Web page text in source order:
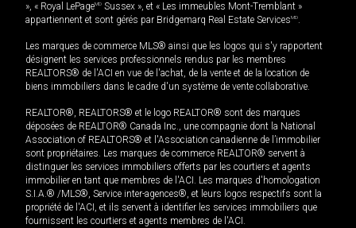
», « Royal LePageMD Sussex », et « Les immeubles Mont-Tremblant »
appartiennent et sont gérés par Bridgemarq Real Estate ServicesMD.
Les marques de commerce MLS® ainsi que les logos qui s'y rapportent
désignent les services professionnels rendus par les membres
REALTORS® de l'ACI en vue de l'achat, de la vente et de la location de
biens immobiliers dans le cadre d'un système de vente collaborative.
REALTOR®, REALTORS® et le logo REALTOR® sont des marques
déposées de REALTOR® Canada Inc., une compagnie dont la National
Association of REALTORS® et l'Association canadienne de l’immobilier
sont propriétaires. Les marques de commerce REALTOR® servent à
distinguer les services immobiliers offerts par les courtiers et agents
immobilier en tant que membres de l'ACI. Les marques d'homologation
S.I.A.® /MLS®, Service inter-agences®, et leurs logos respectifs sont la
propriété de l'ACI, et ils servent à identifier les services immobiliers que
fournissent les courtiers et agents membres de l'ACI.